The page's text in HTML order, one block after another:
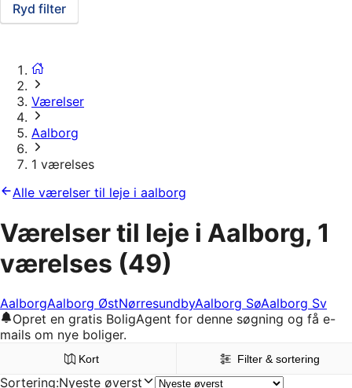
Ryd filter
Værelser
Aalborg
1 værelses
Alle værelser til leje i aalborg
Værelser til leje i Aalborg, 1
værelses (49)
AalborgAalborg ØstNørresundbyAalborg SøAalborg Sv
Opret en gratis BoligAgent for denne søgning og få e-
mails om nye boliger.
Kort Filter & sortering
Sortering:Nyeste øverst